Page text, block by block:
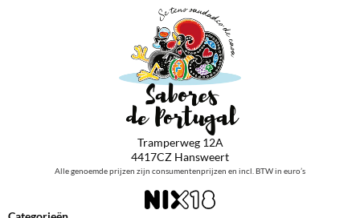
Tramperweg 12A
4417CZ Hansweert
Alle genoemde prijzen zijn consumentenprijzen en incl. BTW in euro’s